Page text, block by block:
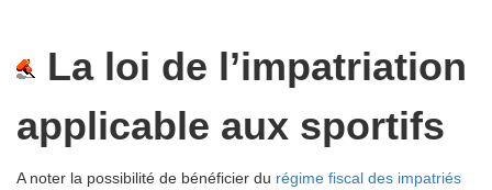
La loi de l’impatriation
applicable aux sportifs
A noter la possibilité de bénéficier du régime fiscal des impatriés